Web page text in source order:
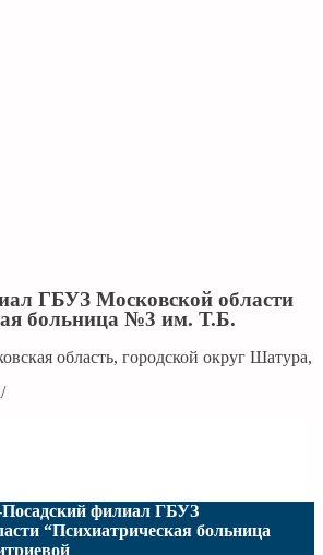
ГБУЗ Московской области
больница №3 им. Т.Б.
область, городской округ Шатура,
филиал ГБУЗ
“Психиатрическая больница